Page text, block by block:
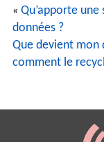
«Qu’apporte
données ?
Que devient mon
comment le